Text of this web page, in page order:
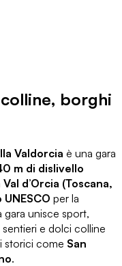
borghi
Valdorcia è una gara
m di dislivello
d’Orcia (Toscana,
per la
gara unisce sport,
e dolci colline
storici come San
.